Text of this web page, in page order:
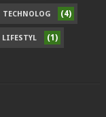
TECHNOLOG (4)
LIFESTYL (1)